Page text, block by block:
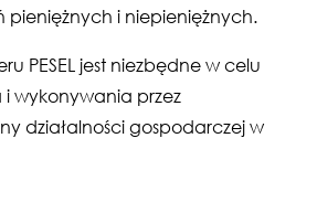
pieniężnych i niepieniężnych.
PESEL jest niezbędne w celu
wykonywania przez
działalności gospodarczej w